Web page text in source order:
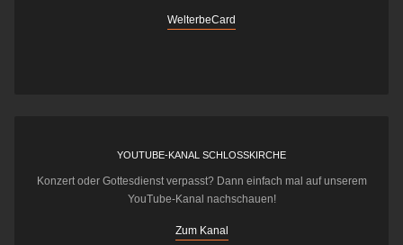
WelterbeCard
YOUTUBE-KANAL SCHLOSSKIRCHE
Konzert oder Gottesdienst verpasst? Dann einfach mal auf unserem
YouTube-Kanal nachschauen!
Zum Kanal